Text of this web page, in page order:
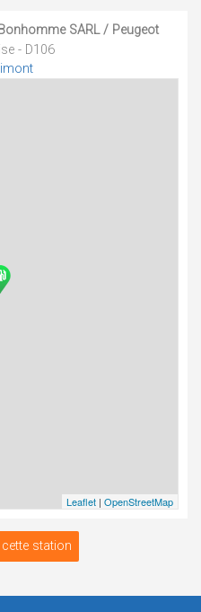
SARL / Peugeot
- D106
Leaflet | OpenStreetMap
cette station